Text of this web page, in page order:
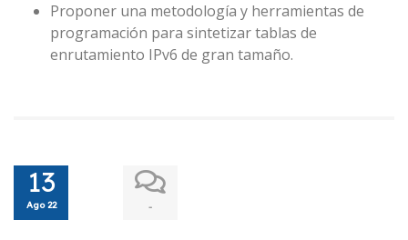
Proponer una metodología y herramientas de
programación para sintetizar tablas de
enrutamiento IPv6 de gran tamaño.
13
Ago 22 -